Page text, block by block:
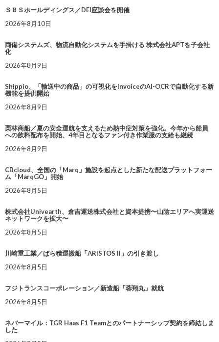
ＳＢＳホールディングス／DEI座談会を開催
2026年8月10日
両備システムズ、物流自動化システムを手掛ける 株式会社APTを子会社
化
2026年8月9日
Shippio、「輸送中の商品」の可視化をInvoiceのAI-OCRで自動化する新
機能を提供開始
2026年8月9日
栗林商船／夏の安全運航を支えるため熱中症対策を強化。今年から船員
への飲料配布を開始、4年目となるファン付き作業服の支給も継続
2026年8月9日
CBcloud、全国の「Marq」施設を起点とした新たな配送プラットフォー
ム「MarqGO」開始
2026年8月5日
株式会社Univearth、倉吉運送株式会社と資本提携〜山陰エリアへ実運送
ネットワークを拡大〜
2026年8月5日
川崎重工業／ばら積運搬船「ARISTOS II」の引き渡し
2026年8月5日
フジトランスコーポレーション／新造船「蓉翔丸」就航
2026年8月5日
ネバーマイル：TGR Haas F1 Teamとのパートナーシップ契約を締結しま
した